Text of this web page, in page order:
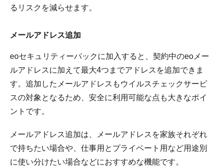
るリスクを減らせます。
メールアドレス追加
eoセキュリティーパックに加入すると、契約中のeoメー
ルアドレスに加えて最大4つまでアドレスを追加できま
す。追加したメールアドレスもウイルスチェックサービ
スの対象となるため、安全に利用可能な点も大きなポイ
ントです。
メールアドレス追加は、メールアドレスを家族それぞれ
で持ちたい場合や、仕事用とプライベート用など用途別
に使い分けたい場合などにおすすめな機能です。